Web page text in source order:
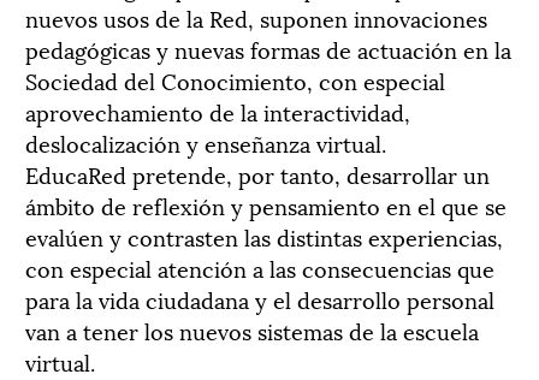
nuevos usos de la Red, suponen innovaciones
pedagógicas y nuevas formas de actuación en la
Sociedad del Conocimiento, con especial
aprovechamiento de la interactividad,
deslocalización y enseñanza virtual.
EducaRed pretende, por tanto, desarrollar un
ámbito de reflexión y pensamiento en el que se
evalúen y contrasten las distintas experiencias,
con especial atención a las consecuencias que
para la vida ciudadana y el desarrollo personal
van a tener los nuevos sistemas de la escuela
virtual.